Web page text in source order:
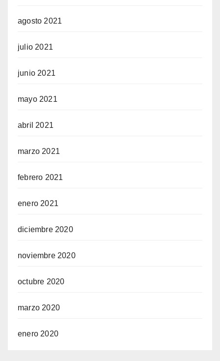
agosto 2021
julio 2021
junio 2021
mayo 2021
abril 2021
marzo 2021
febrero 2021
enero 2021
diciembre 2020
noviembre 2020
octubre 2020
marzo 2020
enero 2020